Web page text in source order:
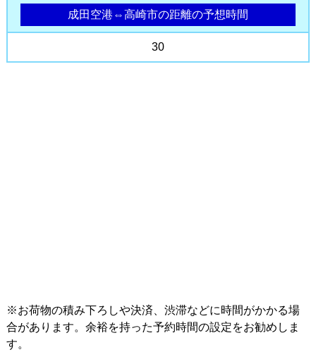
ション
成田空港⇔高崎市の距離の予想時間
30
※お荷物の積み下ろしや決済、渋滞などに時間がかかる場
合があります。余裕を持った予約時間の設定をお勧めしま
す。